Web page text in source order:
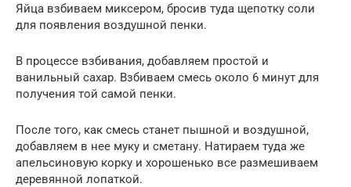
Яйца взбиваем миксером, бросив туда щепотку соли
для появления воздушной пенки.
В процессе взбивания, добавляем простой и
ванильный сахар. Взбиваем смесь около 6 минут для
получения той самой пенки.
После того, как смесь станет пышной и воздушной,
добавляем в нее муку и сметану. Натираем туда же
апельсиновую корку и хорошенько все размешиваем
деревянной лопаткой.